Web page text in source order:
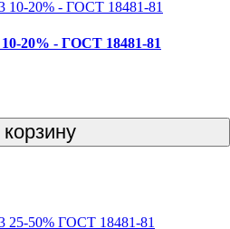
20% - ГОСТ 18481-81